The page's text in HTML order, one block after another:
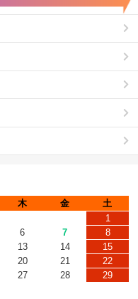
木 金
土
1
6 7
8
13 14
15
20 21
22
27 28
29